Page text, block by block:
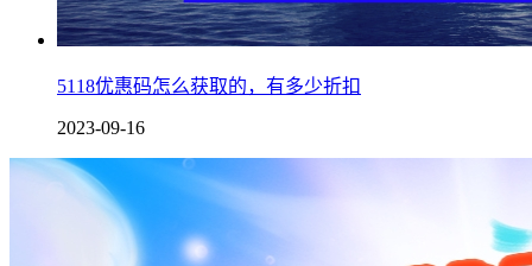
5118优惠码怎么获取的，有多少折扣
2023-09-16